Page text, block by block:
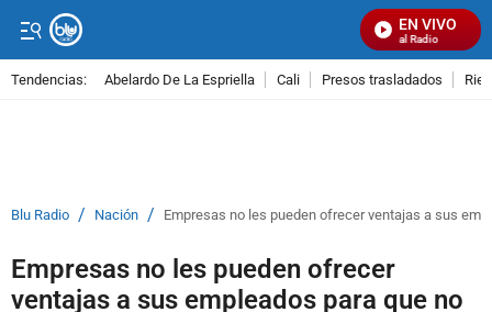
EN VIVO
Señal Visual Radio
Tendencias: Abelardo De La Espriella Cali Presos trasladados
Blu Radio / Nación / Empresas no les pueden ofrecer ventajas a sus
Empresas no les pueden ofrecer
ventajas a sus empleados para que no